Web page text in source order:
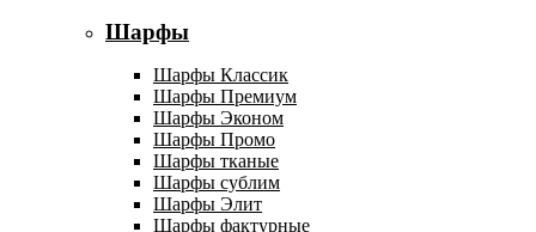
Шарфы
Шарфы Классик
Шарфы Премиум
Шарфы Эконом
Шарфы Промо
Шарфы тканые
Шарфы сублим
Шарфы Элит
Шарфы фактурные